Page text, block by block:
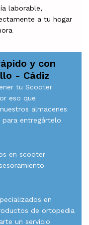
laborable,
a tu hogar
y con
- Cádiz
tu Scooter
eso que
almacenes
entregártelo
en scooter
en
de ortopedia
un servicio